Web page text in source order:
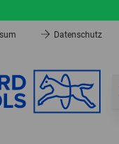
Datenschutz